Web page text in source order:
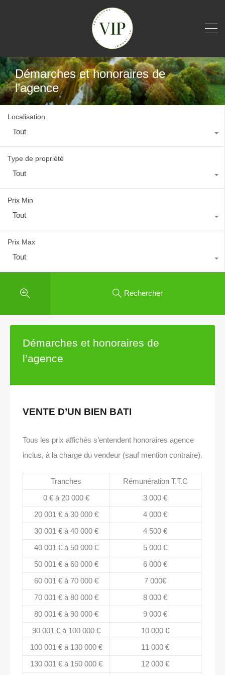
Démarches et honoraires de
l’agence
Localisation
Tout
Type de propriété
Tout
Prix Min
Tout
Prix Max
Tout
Rechercher
Démarches et honoraires de
l’agence
VENTE D’UN BIEN BATI
Tous les prix affichés s’entendent honoraires agence
inclus, à la charge du vendeur (sauf mention contraire).
Tranches
Rémunération T.T.C
0 € à 20 000 €
3 000 €
20 001 € à 30 000 €
4 000 €
30 001 € à 40 000 €
4 500 €
40 001 € à 50 000 €
5 000 €
50 001 € à 60 000 €
6 000 €
60 001 € à 70 000 €
7 000€
70 001 € à 80 000 €
8 000 €
80 001 € à 90 000 €
9 000 €
90 001 € à 100 000 €
10 000 €
100 001 € à 130 000 €
11 000 €
130 001 € à 150 000 €
12 000 €